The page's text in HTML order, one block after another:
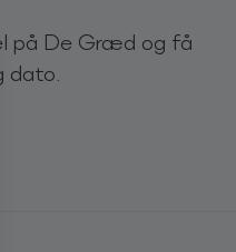
kærligt og rytmisk
på De Græd og få
dato.